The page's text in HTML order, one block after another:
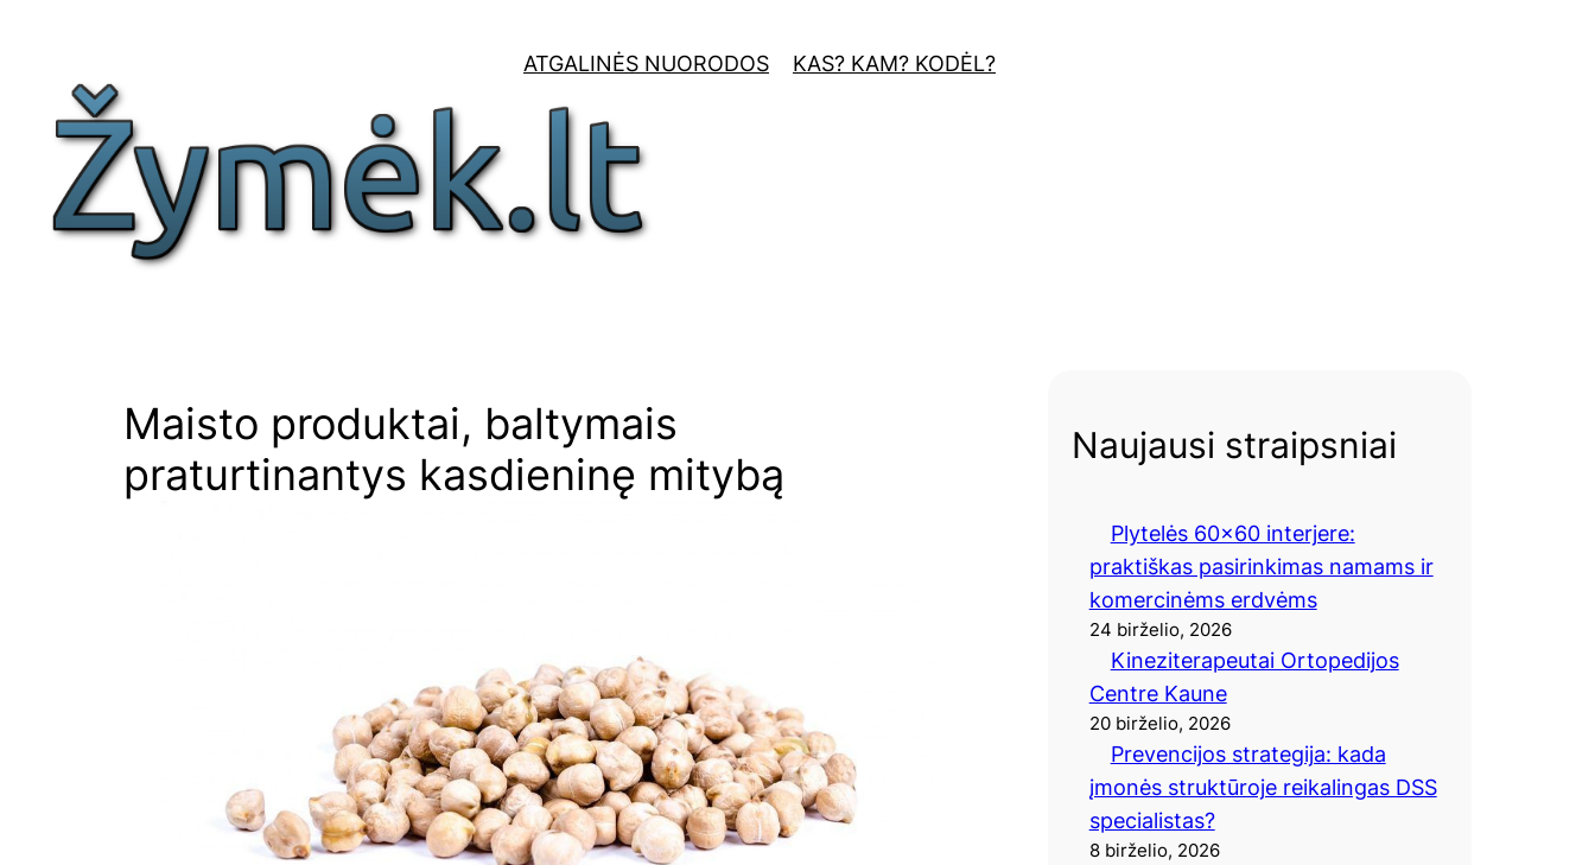
turinio
ATGALINĖS NUORODOS KAS? KAM? KODĖL?
Maisto produktai, baltymais
praturtinantys kasdieninę mitybą
Naujausi straipsniai
Plytelės 60×60 interjere:
praktiškas pasirinkimas namams ir
komercinėms erdvėms
24 birželio, 2026
Kineziterapeutai Ortopedijos
Centre Kaune
20 birželio, 2026
Prevencijos strategija: kada
įmonės struktūroje reikalingas DSS
specialistas?
8 birželio, 2026